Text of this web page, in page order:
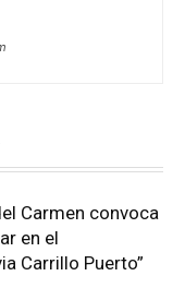
Carmen convoca
en el
Carrillo Puerto”